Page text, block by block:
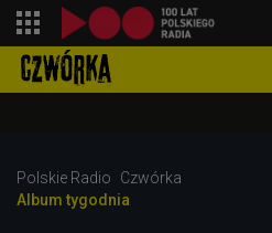
Polskie Radio
Czwórka
Album tygodnia